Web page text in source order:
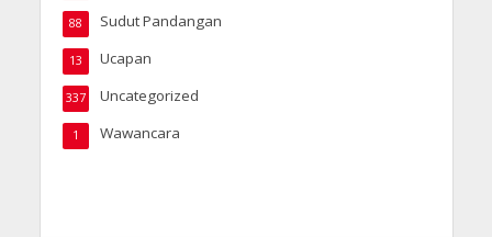
Sudut Pandangan
88
Ucapan
13
Uncategorized
337
Wawancara
1